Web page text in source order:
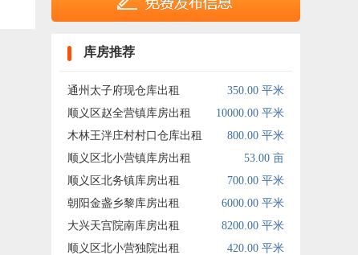
库房推荐
通州太子府现仓库出租
350.00 平米
顺义区赵全营镇库房出租
10000.00 平米
木林王泮庄村村口仓库出租
800.00 平米
顺义区北小营镇库房出租
53.00 亩
顺义区北务镇库房出租
700.00 平米
朝阳金盏乡黎库房出租
6000.00 平米
大兴天宫院南库房出租
8200.00 平米
顺义区北小营独院出租
420.00 平米